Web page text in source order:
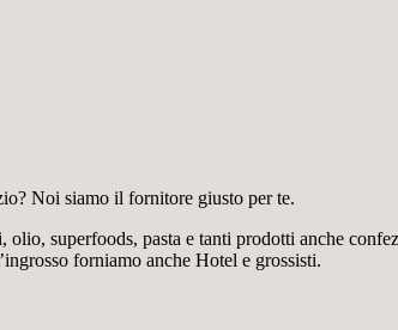
Noi siamo il fornitore giusto per te.
superfoods, pasta e tanti prodotti anche
forniamo anche Hotel e grossisti.